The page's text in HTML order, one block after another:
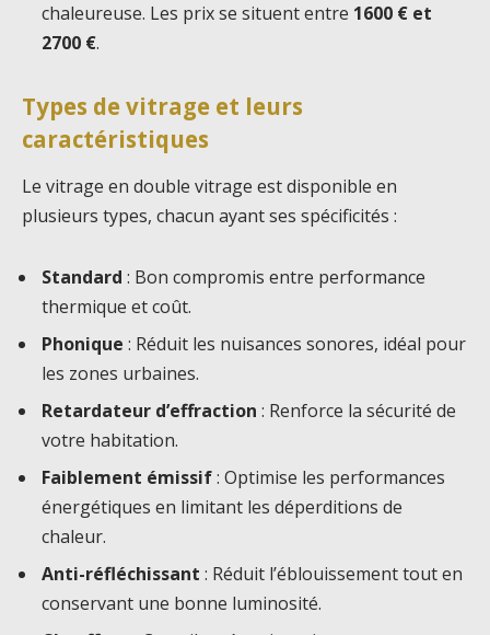
chaleureuse. Les prix se situent entre 1600 € et
2700 €.
Types de vitrage et leurs
caractéristiques
Le vitrage en double vitrage est disponible en
plusieurs types, chacun ayant ses spécificités :
Standard : Bon compromis entre performance
thermique et coût.
Phonique : Réduit les nuisances sonores, idéal pour
les zones urbaines.
Retardateur d’effraction : Renforce la sécurité de
votre habitation.
Faiblement émissif: Optimise les performances
énergétiques en limitant les déperditions de
chaleur.
Anti-réfléchissant : Réduit l’éblouissement tout en
conservant une bonne luminosité.